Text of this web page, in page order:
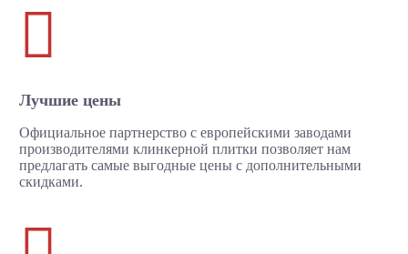

Лучшие цены
Официальное партнерство с европейскими заводами
производителями клинкерной плитки позволяет нам
предлагать самые выгодные цены с дополнительными
скидками.